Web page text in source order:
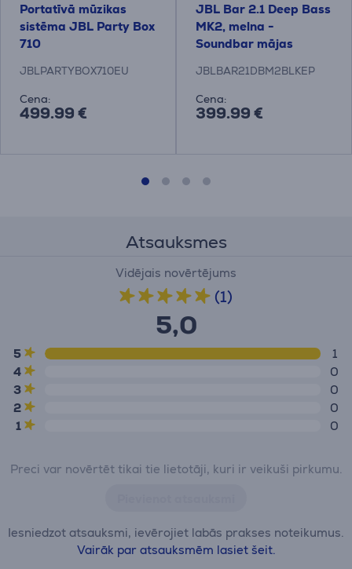
Portatīvā mūzikas
sistēma JBL Party Box
710
JBLPARTYBOX710EU
Cena:
499.99 €
JBL Bar 2.1 Deep Bass
MK2, melna -
Soundbar mājas
JBLBAR21DBM2BLKEP
Cena:
399.99 €
Atsauksmes
Vidējais novērtējums
(1)
5,0
5
1
4
0
3
0
2
0
1
0
Preci var novērtēt tikai tie lietotāji, kuri ir veikuši pirkumu.
Iesniedzot atsauksmi, ievērojiet labās prakses noteikumus.
Vairāk par atsauksmēm lasiet šeit.